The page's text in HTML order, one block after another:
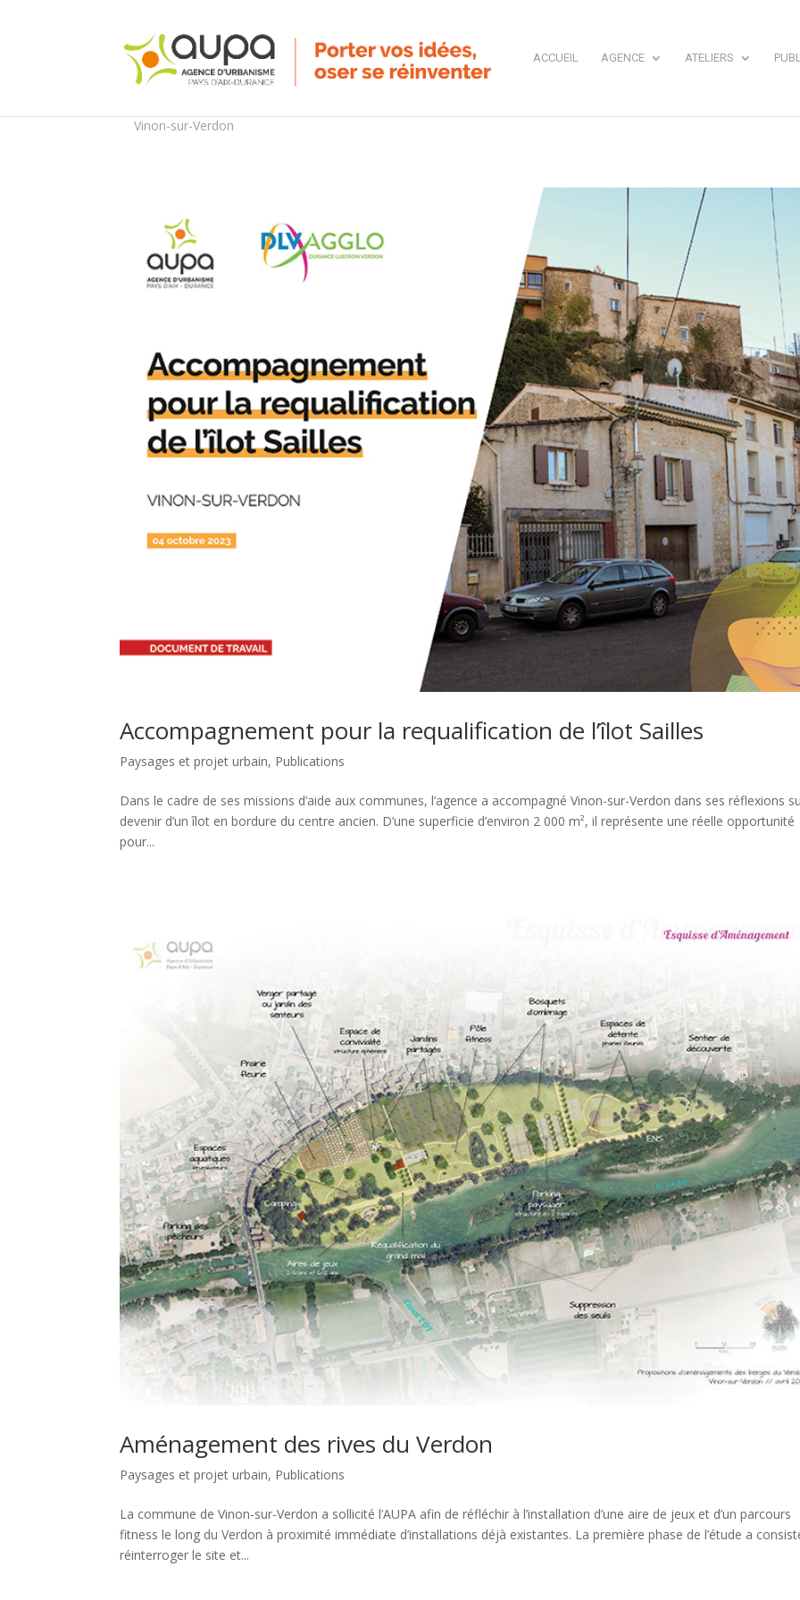
ACCUEIL AGENCE ATELIERS
Vinon-sur-Verdon
Accompagnement pour la requalification de l’îlot Sailles
Paysages et projet urbain, Publications
Dans le cadre de ses missions d’aide aux communes, l’agence a accompagné Vinon-sur-Verdon dans ses réflexions
devenir d’un îlot en bordure du centre ancien. D’une superficie d’environ 2 000 m², il représente une réelle opportunité
pour...
Aménagement des rives du Verdon
Paysages et projet urbain, Publications
La commune de Vinon-sur-Verdon a sollicité l’AUPA afin de réfléchir à l’installation d’une aire de jeux et d’un parcours
fitness le long du Verdon à proximité immédiate d’installations déjà existantes. La première phase de l’étude a
réinterroger le site et...